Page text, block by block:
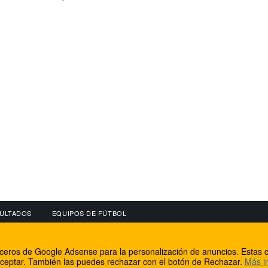
EQUIPOS DE FÚTBOL
IP
Facebook
Twitter
Internet Rural
Registro de
de Google Adsense para la personalización de anuncios.
También las puedes rechazar con el botón de Rechazar. Más